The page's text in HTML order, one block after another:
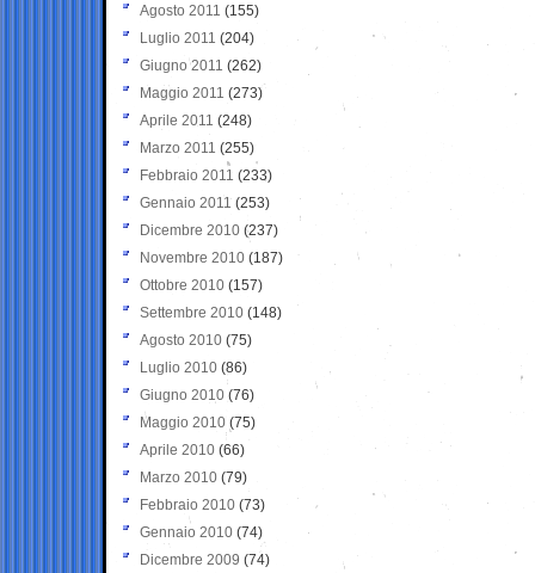
Agosto 2011 (155)
Luglio 2011 (204)
Giugno 2011 (262)
Maggio 2011 (273)
Aprile 2011 (248)
Marzo 2011 (255)
Febbraio 2011 (233)
Gennaio 2011 (253)
Dicembre 2010 (237)
Novembre 2010 (187)
Ottobre 2010 (157)
Settembre 2010 (148)
Agosto 2010 (75)
Luglio 2010 (86)
Giugno 2010 (76)
Maggio 2010 (75)
Aprile 2010 (66)
Marzo 2010 (79)
Febbraio 2010 (73)
Gennaio 2010 (74)
Dicembre 2009 (74)